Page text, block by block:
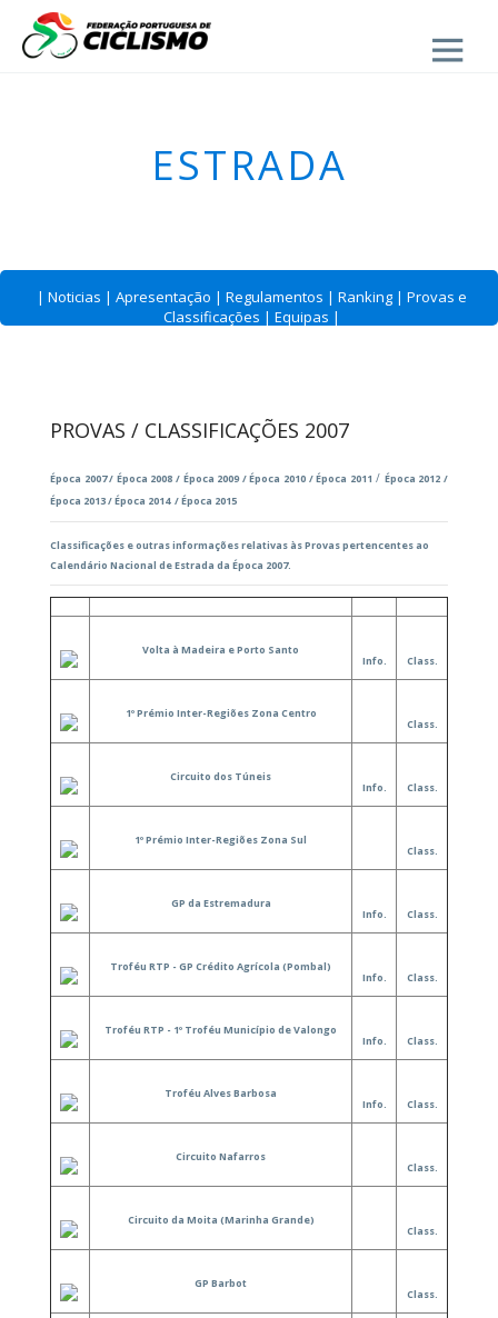
Close
ESTRADA
| Noticias | Apresentação | Regulamentos | Ranking | Provas e
Classificações | Equipas |
PROVAS / CLASSIFICAÇÕES 2007
Época 2007/ Época 2008 / Época 2009/Época 2010/Época 2011 / Época 2012 /
Época 2013/Época 2014 /Época 2015
Classificações e outras informações relativas às Provas pertencentes ao
Calendário Nacional de Estrada da Época 2007.
Volta à Madeira e Porto Santo
Info. Class.
1º Prémio Inter-Regiões Zona Centro
Class.
Circuito dos Túneis
Info. Class.
1º Prémio Inter-Regiões Zona Sul
Class.
GP da Estremadura
Info. Class.
Troféu RTP - GP Crédito Agrícola (Pombal)
Info. Class.
Troféu RTP - 1º Troféu Município de Valongo
Info. Class.
Troféu Alves Barbosa
Info. Class.
Circuito Nafarros
Class.
Circuito da Moita (Marinha Grande)
Class.
GP Barbot
Class.